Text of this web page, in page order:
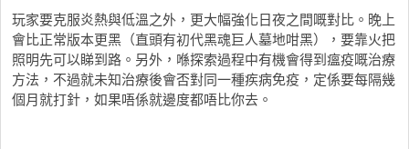
玩家要克服炎熱與低溫之外，更大幅強化日夜之間嘅對比。晚上
會比正常版本更黑（直頭有初代黑魂巨人墓地咁黑），要靠火把
照明先可以睇到路。另外，喺探索過程中有機會得到瘟疫嘅治療
方法，不過就未知治療後會否對同一種疾病免疫，定係要每隔幾
個月就打針，如果唔係就邊度都唔比你去。